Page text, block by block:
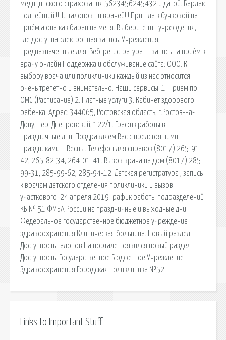
медицинского страхования 5623456245432 и датой. Бардак
полнейший!!!Ни талонов ни врачей!!!!Пришла к Сучковой на
приём,а она как баран на меня. Выберите тип учреждения,
где доступна электронная запись. Учреждения,
предназначенные для. Веб-регистратура — запись на приём к
врачу онлайн Поддержка и обслуживание сайта: ООО. К
выбору врача или поликлиники каждый из нас относится
очень трепетно и внимательно. Наши сервисы. 1. Прием по
ОМС (Расписание) 2. Платные услуги 3. Кабинет здорового
ребенка. Адрес: 344065, Ростовская область, г.Ростов-на-
Дону, пер. Днепровский, 122/1. График работы в
праздничные дни. Поздравляем Вас с предстоящими
праздниками – Весны. Телефон для справок (8017) 265-91-
42, 265-82-34, 264-01-41. Вызов врача на дом (8017) 285-
99-31, 285-99-62, 285-94-12. Детская регистратура , запись
к врачам детского отделения поликлиники и вызов
участкового. 24 апреля 2019 График работы подразделений
КБ № 51 ФМБА России на праздничные и выходные дни.
Федеральное государственное бюджетное учреждение
здравоохранения Клиническая больница. Новый раздел
Доступность талонов На портале появился новый раздел -
Доступность. Государственное Бюджетное Учреждение
Здравоохранения Городская поликлиника №52.
Links to Important Stuff